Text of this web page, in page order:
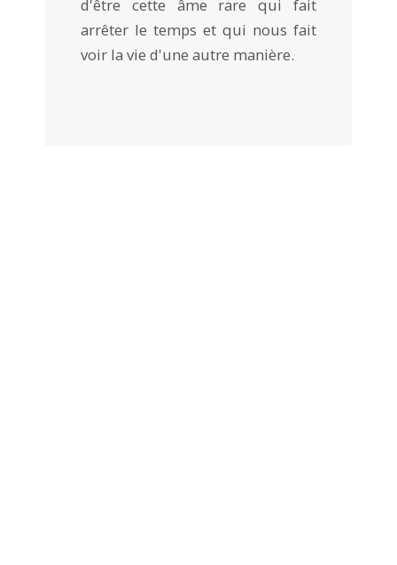
d'être cette âme rare qui fait
arrêter le temps et qui nous fait
voir la vie d'une autre manière.